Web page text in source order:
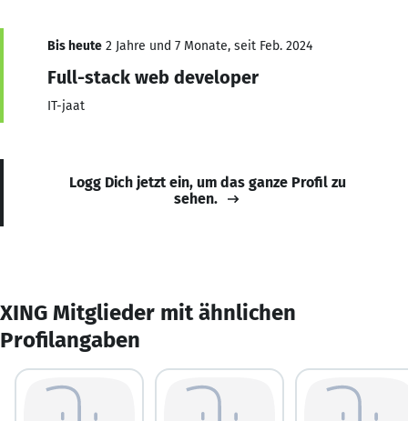
Bis heute 2 Jahre und 7 Monate, seit Feb. 2024
Full-stack web developer
IT-jaat
Logg Dich jetzt ein, um das ganze Profil zu
sehen.
XING Mitglieder mit ähnlichen
Profilangaben